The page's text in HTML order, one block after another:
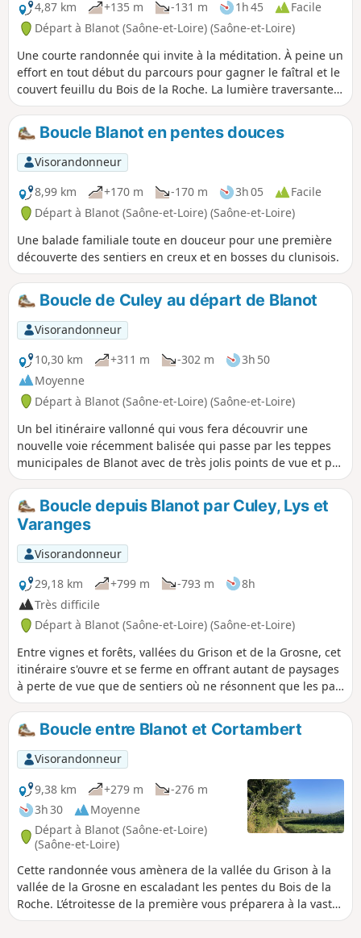
4,87 km +135 m -131 m 1h 45
Facile
Départ à Blanot (Saône-et-Loire) (Saône-et-Loire)
Une courte randonnée qui invite à la méditation. À peine un
effort en tout début du parcours pour gagner le faîtral et le
couvert feuillu du Bois de la Roche. La lumière traversante
distrait bientôt le promeneur, la palette des couleurs
s’intensifie tout comme les senteurs alentours. Des
paysages de vignes et de bocages s’entremêlent. Le retour
par la Musette est un lent réveil des sens et un retour en
douceur à l’instant présent.
Boucle Blanot en pentes douces
Visorandonneur
8,99 km
+170 m -170 m 3h 05
Facile
Départ à Blanot (Saône-et-Loire) (Saône-et-Loire)
Une balade familiale toute en douceur pour une première
découverte des sentiers en creux et en bosses du clunisois.
Boucle de Culey au départ de Blanot
Visorandonneur
10,30 km
+311 m -302 m
3h 50
Moyenne
Départ à Blanot (Saône-et-Loire) (Saône-et-Loire)
Un bel itinéraire vallonné qui vous fera découvrir une
nouvelle voie récemment balisée qui passe par les teppes
municipales de Blanot avec de très jolis points de vue et par
la combe du Nivernais. Il se prolonge le long du Grison avec
ses anciens moulins avant de remonter sur Culey et de
rejoindre l'ombre des bois sur le chemin faitral qui vous
laissera apercevoir par endroit la vallée de la Grosne.
Boucle depuis Blanot par Culey, Lys et
Varanges
Visorandonneur
29,18 km
+799 m -793 m
8h
Très difficile
Départ à Blanot (Saône-et-Loire) (Saône-et-Loire)
Entre vignes et forêts, vallées du Grison et de la Grosne, cet
itinéraire s'ouvre et se ferme en offrant autant de paysages
à perte de vue que de sentiers où ne résonnent que les pas
de celui qui les foule. Ce parcours ne ménage pas celui qui
l'entreprend, il monte, descend, se fait doux, parfois, pour
mieux le stimuler, l'amener plus loin...
Boucle entre Blanot et Cortambert
Visorandonneur
9,38 km
+279 m
-276 m
3h 30
Moyenne
Départ à Blanot (Saône-et-Loire)
(Saône-et-Loire)
Cette randonnée vous amènera de la vallée du Grison à la
vallée de la Grosne en escaladant les pentes du Bois de la
Roche. L’étroitesse de la première vous préparera à la vaste
étendue de la seconde. L’histoire accompagnera chacun de